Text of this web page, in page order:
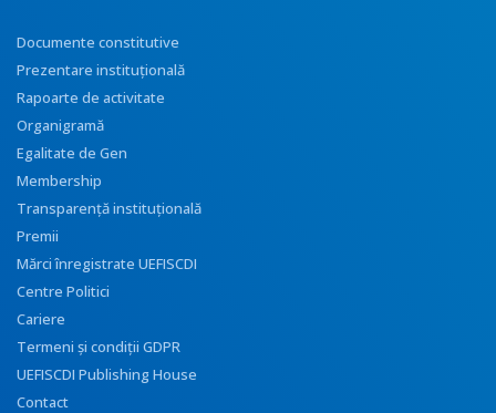
Documente constitutive
Prezentare instituţională
Rapoarte de activitate
Organigramă
Egalitate de Gen
Membership
Transparenţă instituţională
Premii
Mărci înregistrate UEFISCDI
Centre Politici
Cariere
Termeni și condiții GDPR
UEFISCDI Publishing House
Contact